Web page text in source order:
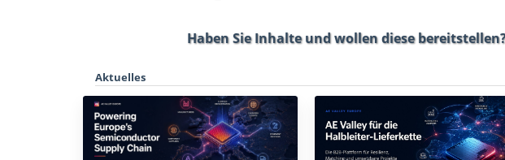
Haben Sie Inhalte und wollen diese
Aktuelles